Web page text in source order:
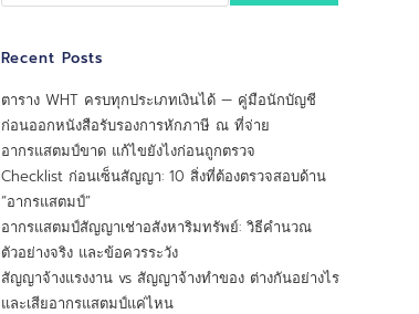
Recent Posts
ตาราง WHT ครบทุกประเภทเงินได้ — คู่มือนักบัญชี
ก่อนออกหนังสือรับรองการหักภาษี ณ ที่จ่าย
อากรแสตมป์ขาด แก้ไขยังไงก่อนถูกตรวจ
Checklist ก่อนเซ็นสัญญา: 10 สิ่งที่ต้องตรวจสอบด้าน
“อากรแสตมป์”
อากรแสตมป์สัญญาเช่าอสังหาริมทรัพย์: วิธีคำนวณ
ตัวอย่างจริง และข้อควรระวัง
สัญญาจ้างแรงงาน vs สัญญาจ้างทำของ ต่างกันอย่างไร
และเสียอากรแสตมป์แค่ไหน